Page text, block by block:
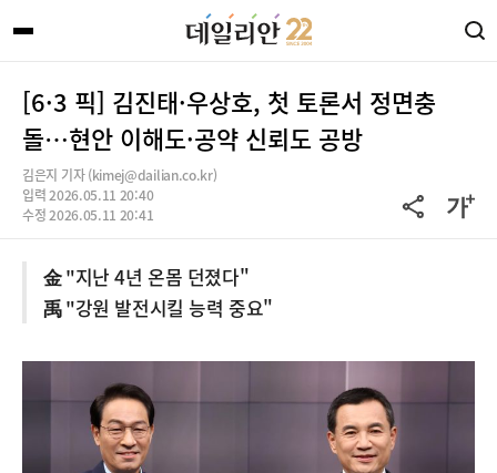
[6·3 픽] 김진태·우상호, 첫 토론서 정면충
돌…현안 이해도·공약 신뢰도 공방
김은지 기자 (kimej@dailian.co.kr)
입력 2026.05.11 20:40
수정 2026.05.11 20:41
金 "지난 4년 온몸 던졌다"
禹 "강원 발전시킬 능력 중요"